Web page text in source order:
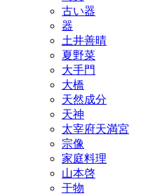
古い器
器
土井善晴
夏野菜
大手門
大橋
天然成分
天神
太宰府天満宮
宗像
家庭料理
山本啓
干物